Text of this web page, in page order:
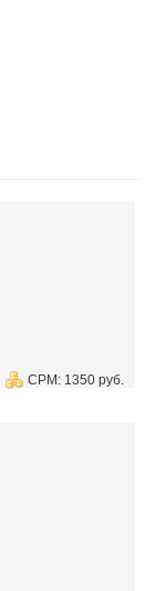
CPM: 1350 руб.